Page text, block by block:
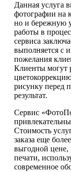
Данная услуга
фотографии на
но и бережную
работы в
сервиса
выполняется с
пожелания
Клиенты могут
рисунку перед
результат.
Сервис
Стоимость
заказа еще
выгодной цене,
печати,
современное